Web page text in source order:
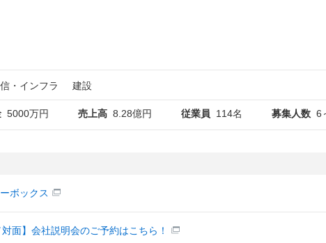
・インフラ 建設
5000万円 売上高 8.28億円 従業員 114名 募集人数 6
ボックス
対面】会社説明会のご予約はこちら！